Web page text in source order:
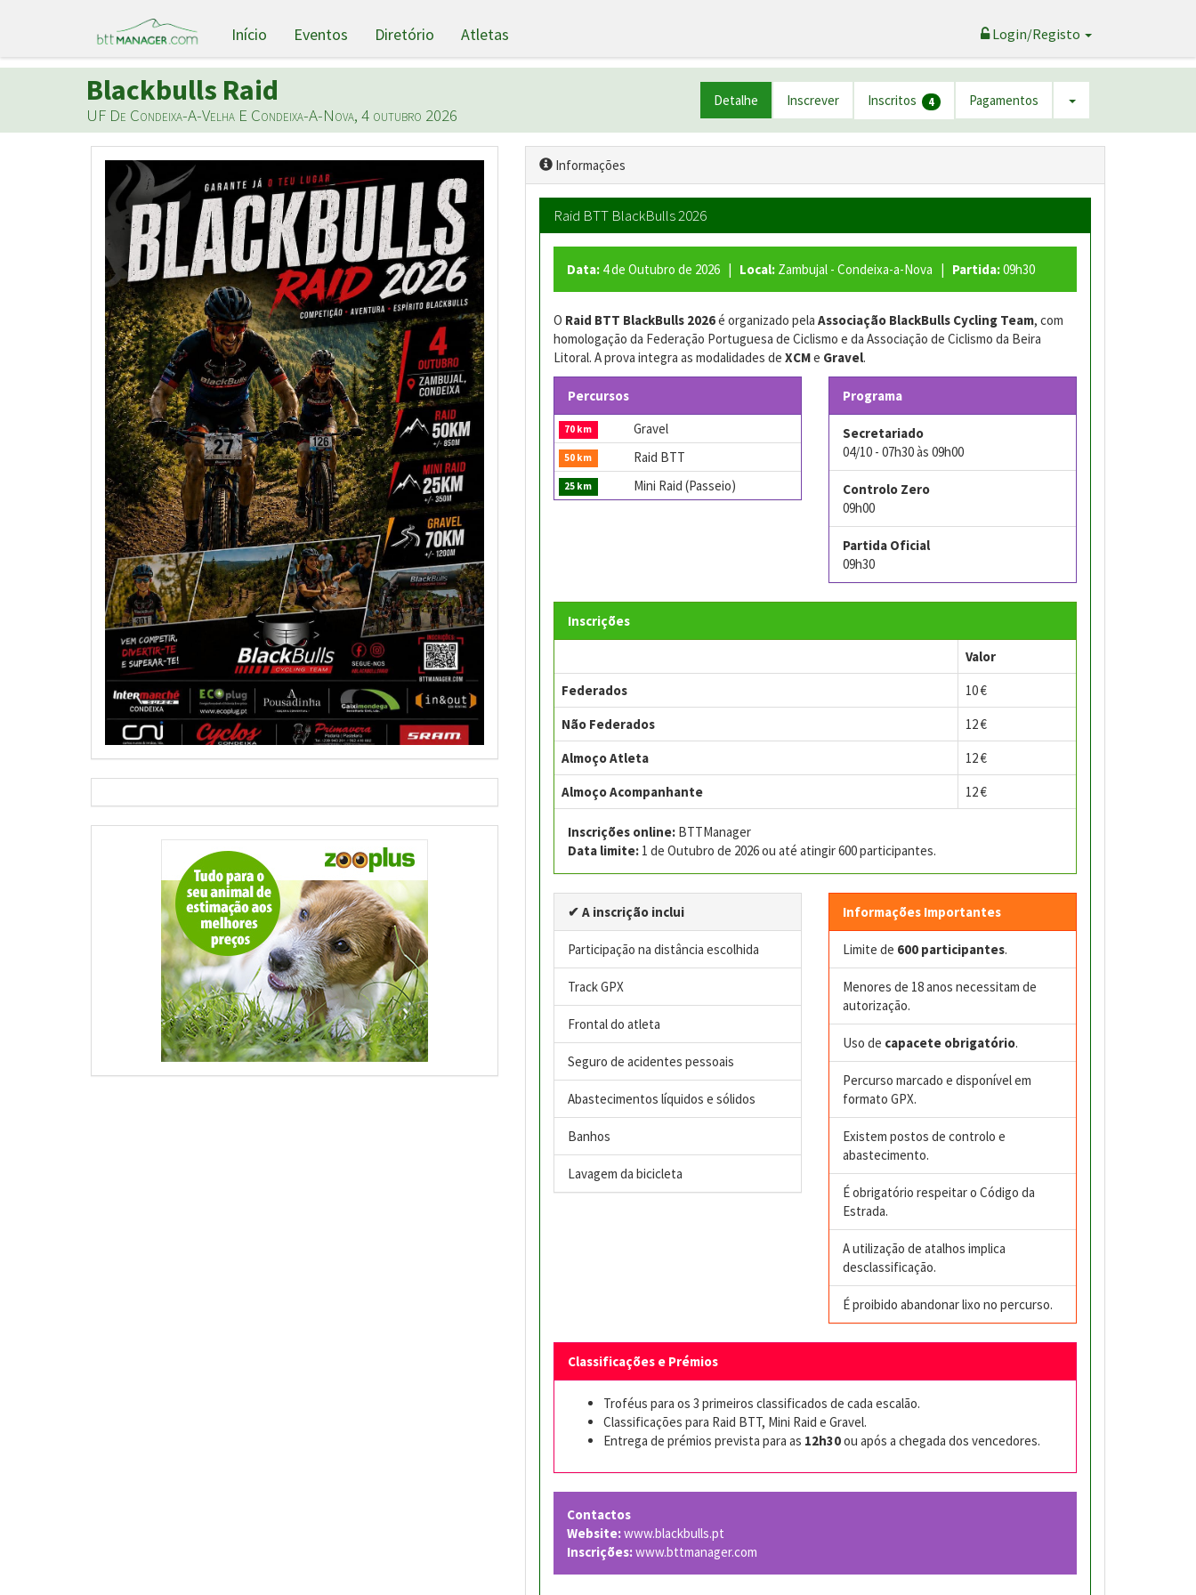
Início Eventos Diretório Atletas Login/Registo
Blackbulls Raid
UF De Condeixa-A-Velha E Condeixa-A-Nova, 4 outubro 2026
Detalhe Inscrever Inscritos 4 Pagamentos
Informações
Raid BTT BlackBulls 2026
Data:4 de Outubro de 2026 | Local:Zambujal - Condeixa-a-Nova | Partida:09h30
O Raid BTT BlackBulls 2026é organizado pela Associação BlackBulls Cycling Team, com
homologação da Federação Portuguesa de Ciclismo e da Associação de Ciclismo da Beira
Litoral. A prova integra as modalidades de XCMe Gravel.
Percursos
70 km Gravel
50 km Raid BTT
25 km Mini Raid (Passeio)
Programa
Secretariado
04/10 - 07h30 às 09h00
Controlo Zero
09h00
Partida Oficial
09h30
Inscrições
Valor
Federados
10 €
Não Federados
12 €
Almoço Atleta
12 €
Almoço Acompanhante
12 €
Inscrições online:BTTManager
Data limite:1 de Outubro de 2026 ou até atingir 600 participantes.
✔ A inscrição inclui
Participação na distância escolhida
Track GPX
Frontal do atleta
Seguro de acidentes pessoais
Abastecimentos líquidos e sólidos
Banhos
Lavagem da bicicleta
Informações Importantes
Limite de 600 participantes.
Menores de 18 anos necessitam de
autorização.
Uso de capacete obrigatório.
Percurso marcado e disponível em
formato GPX.
Existem postos de controlo e
abastecimento.
É obrigatório respeitar o Código da
Estrada.
A utilização de atalhos implica
desclassificação.
É proibido abandonar lixo no percurso.
Classificações e Prémios
Troféus para os 3 primeiros classificados de cada escalão.
Classificações para Raid BTT, Mini Raid e Gravel.
Entrega de prémios prevista para as 12h30ou após a chegada dos vencedores.
Contactos
Website:www.blackbulls.pt
Inscrições:www.bttmanager.com